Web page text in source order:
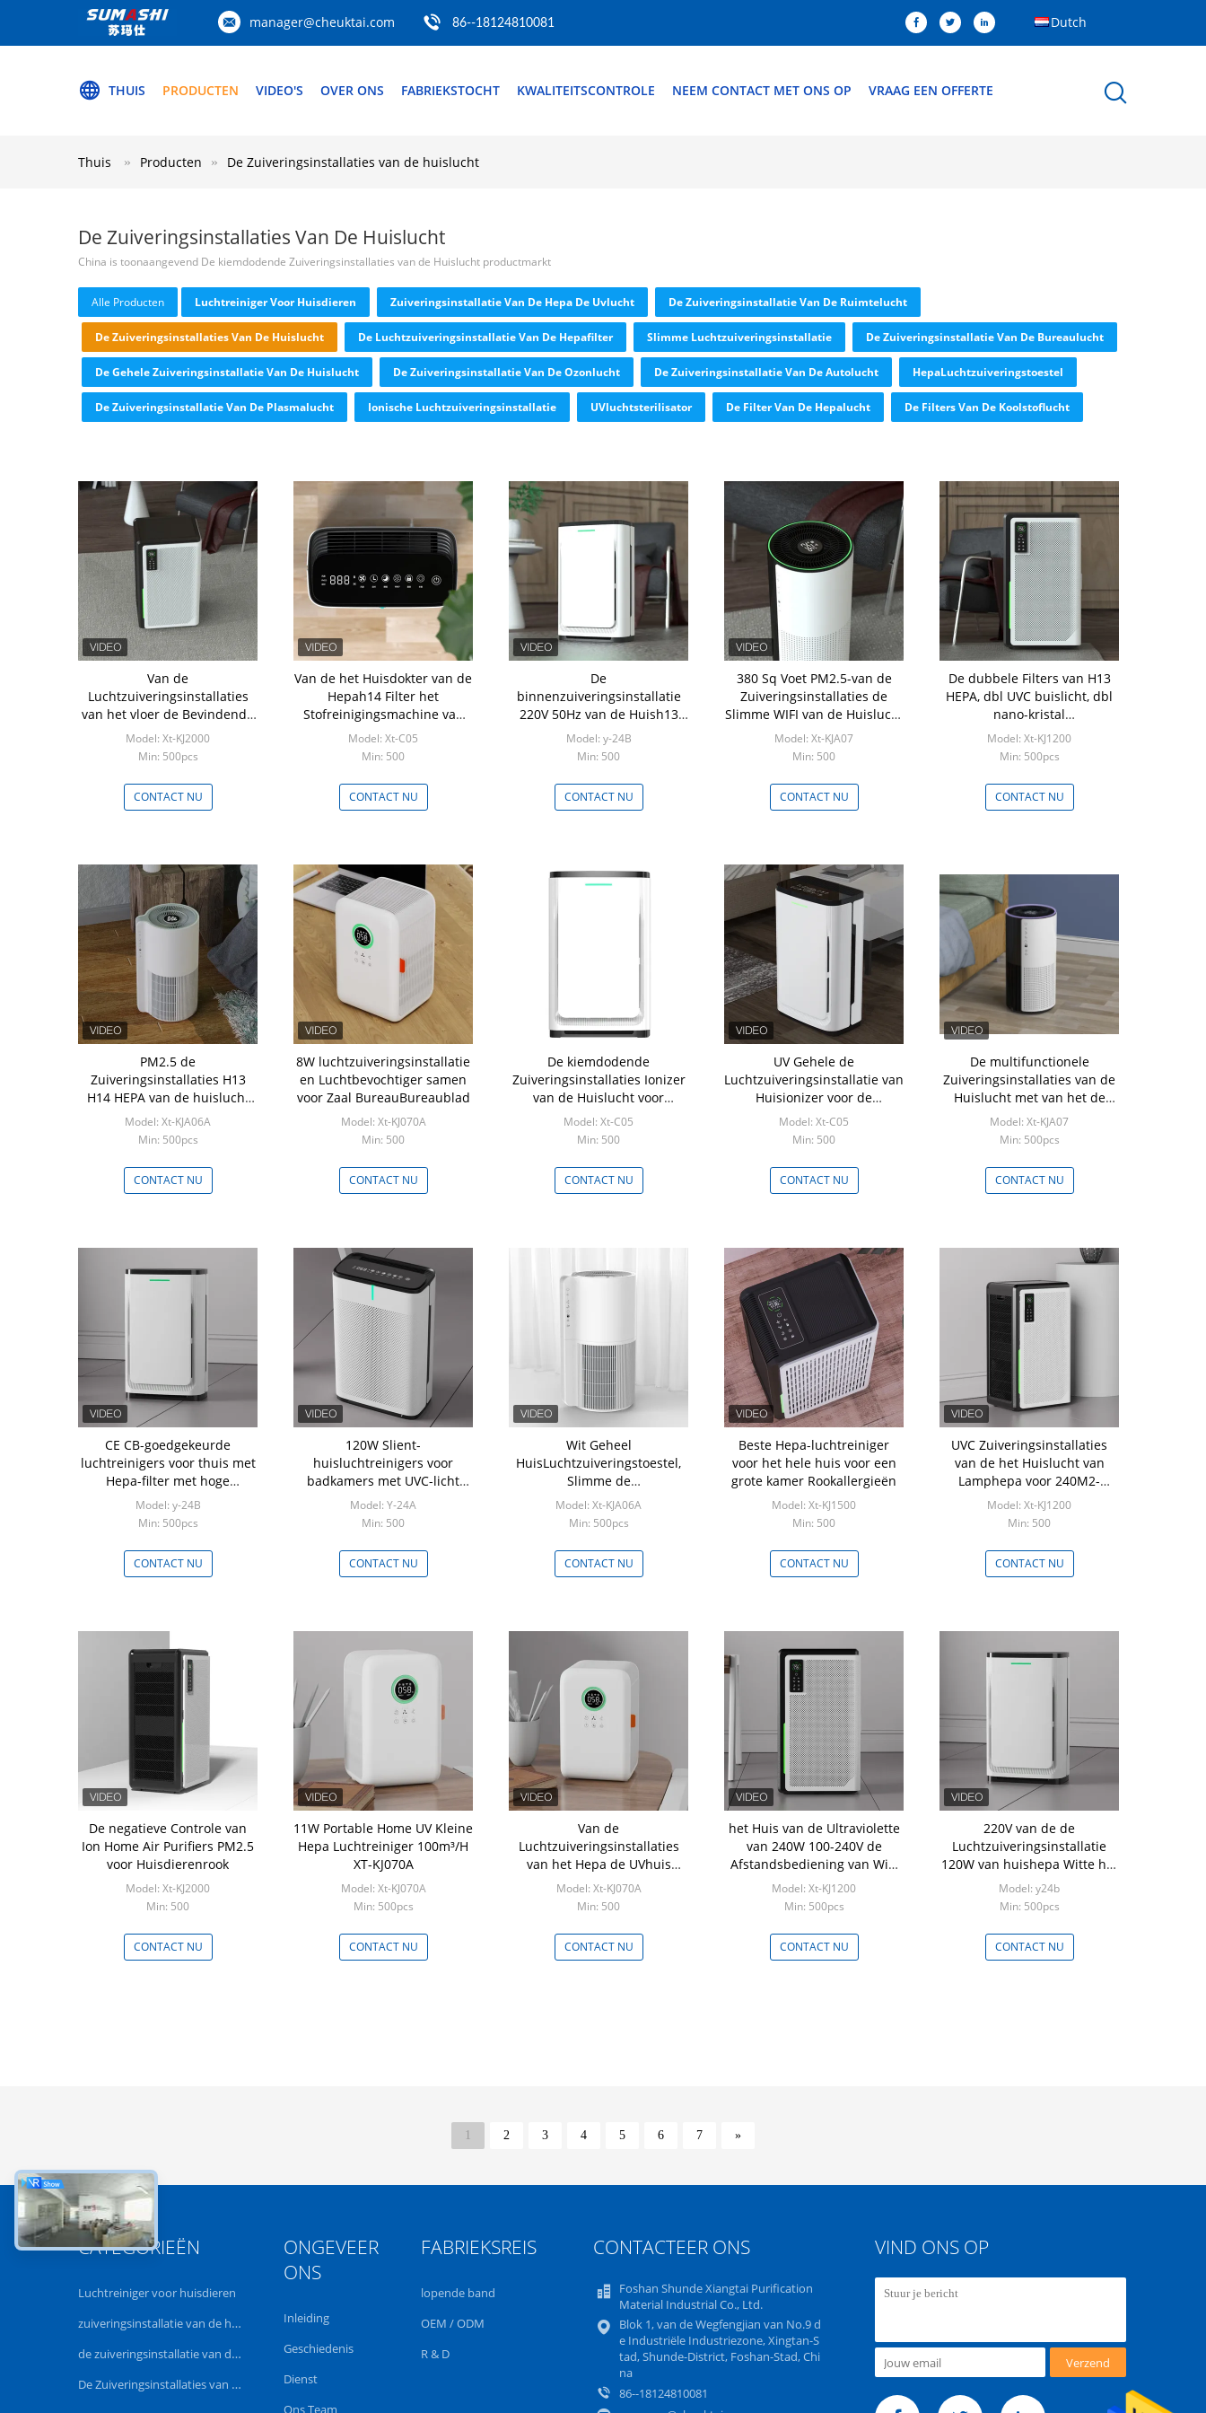
manager@cheuktai.com 86--18124810081 Dutch
THUIS PRODUCTEN VIDEO'S OVER ONS FABRIEKSTOCHT KWALITEITSCONTROLE NEEM CONTACT MET ONS OP VRAAG EEN OFFERTE
Thuis Producten De Zuiveringsinstallaties van de huislucht
De Zuiveringsinstallaties Van De Huislucht
China is toonaangevend De kiemdodende Zuiveringsinstallaties van de Huislucht productmarkt
Alle Producten Luchtreiniger Voor Huisdieren Zuiveringsinstallatie Van De Hepa De Uvlucht De Zuiveringsinstallatie Van De Ruimtelucht
De Zuiveringsinstallaties Van De Huislucht De Luchtzuiveringsinstallatie Van De Hepafilter Slimme Luchtzuiveringsinstallatie De Zuiveringsinstallatie Van De Bureaulucht
De Gehele Zuiveringsinstallatie Van De Huislucht De Zuiveringsinstallatie Van De Ozonlucht De Zuiveringsinstallatie Van De Autolucht HepaLuchtzuiveringstoestel
De Zuiveringsinstallatie Van De Plasmalucht Ionische Luchtzuiveringsinstallatie UVluchtsterilisator De Filter Van De Hepalucht De Filters Van De Koolstoflucht
Van de
Luchtzuiveringsinstallaties
van het vloer de Bevindende
Huis Afstandsbediening van
WiFi met Bevochtiging
Model: Xt-KJ2000
Min: 500pcs
CONTACT NU
Van de het Huisdokter van de
Hepah14 Filter het
Stofreinigingsmachine van
Air Purifier Highest Cadr
Model: Xt-C05
Min: 500
CONTACT NU
De
binnenzuiveringsinstallatie
220V 50Hz van de Huish13
Ware Hepa Lucht met de
Koppeling van het Kindslot
Model: y-24B
Min: 500
CONTACT NU
380 Sq Voet PM2.5-van de
Zuiveringsinstallaties de
Slimme WIFI van de Huislucht
Controle voor Allergieën
Model: Xt-KJA07
Min: 500
CONTACT NU
De dubbele Filters van H13
HEPA, dbl UVC buislicht, dbl
nano-kristal
geurbestrijdende filters, hoog
rendementLuchtzuiveringstoestel
Model: Xt-KJ1200
Min: 500pcs
CONTACT NU
PM2.5 de
Zuiveringsinstallaties H13
H14 HEPA van de huislucht
met WIFI-Controle het
LEIDENE Scherm
Model: Xt-KJA06A
Min: 500pcs
CONTACT NU
8W luchtzuiveringsinstallatie
en Luchtbevochtiger samen
voor Zaal BureauBureaublad
Model: Xt-KJ070A
Min: 500
CONTACT NU
De kiemdodende
Zuiveringsinstallaties Ionizer
van de Huislucht voor
Plasmareiniging
Model: Xt-C05
Min: 500
CONTACT NU
UV Gehele de
Luchtzuiveringsinstallatie van
Huisionizer voor de
Verwijdering van het het
Tolueenformaldehyde van de
Model: Xt-C05
Min: 500
CONTACT NU
De multifunctionele
Zuiveringsinstallaties van de
Huislucht met van het de
Filterivoor van Hepa H13 de
Witte Kleur
Model: Xt-KJA07
Min: 500pcs
CONTACT NU
CE CB-goedgekeurde
luchtreinigers voor thuis met
Hepa-filter met hoge
capaciteit
Model: y-24B
Min: 500pcs
CONTACT NU
120W Slient-
huisluchtreinigers voor
badkamers met UVC-licht
253.7nm UV-golflengte
Model: Y-24A
Min: 500
CONTACT NU
Wit Geheel
HuisLuchtzuiveringstoestel,
Slimme de
Luchtzuiveringsinstallatie van
H12 Pureflow met Kindslot
Model: Xt-KJA06A
Min: 500pcs
CONTACT NU
Beste Hepa-luchtreiniger
voor het hele huis voor een
grote kamer Rookallergieën
Model: Xt-KJ1500
Min: 500
CONTACT NU
UVC Zuiveringsinstallaties
van de het Huislucht van
Lamphepa voor 240M2-
Gebied 2079,9 M3/H CADR
Model: Xt-KJ1200
Min: 500
CONTACT NU
De negatieve Controle van
Ion Home Air Purifiers PM2.5
voor Huisdierenrook
Model: Xt-KJ2000
Min: 500
CONTACT NU
11W Portable Home UV Kleine
Hepa Luchtreiniger 100m³/H
XT-KJ070A
Model: Xt-KJ070A
Min: 500pcs
CONTACT NU
Van de
Luchtzuiveringsinstallaties
van het Hepa de UVhuis
Certificaten van de het
Desinfecterende middel
Model: Xt-KJ070A
Min: 500
CONTACT NU
het Huis van de Ultraviolette
van 240W 100-240V de
Afstandsbediening van WiFi
Luchtzuiveringsinstallatie
Model: Xt-KJ1200
Min: 500pcs
CONTACT NU
220V van de de
Luchtzuiveringsinstallatie
120W van huishepa Witte het
Plasmasterilisatie Y24b
Model: y24b
Min: 500pcs
CONTACT NU
1 2 3 4 5 6 7 »
CATEGORIEËN
Luchtreiniger voor huisdieren
zuiveringsinstallatie van de hepa de uvlucht
de zuiveringsinstallatie van de ruimtelucht
De Zuiveringsinstallaties van de huislucht
ONGEVEER
ONS
Inleiding
Geschiedenis
Dienst
Ons Team
FABRIEKSREIS
lopende band
OEM / ODM
R & D
CONTACTEER ONS
Foshan Shunde Xiangtai Purification
Material Industrial Co., Ltd.
Blok 1, van de Wegfengjian van No.9 d
e Industriële Industriezone, Xingtan-S
tad, Shunde-District, Foshan-Stad, Chi
na
86--18124810081
VIND ONS OP
Verzend